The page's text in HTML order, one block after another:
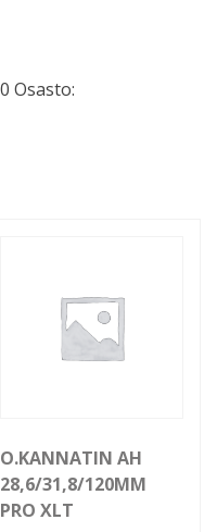
Osasto:
O.KANNATIN AH
28,6/31,8/120MM
PRO XLT